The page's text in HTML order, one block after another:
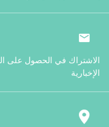
الاشتراك في الحصول على
الإخبارية